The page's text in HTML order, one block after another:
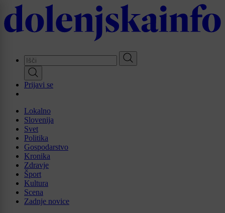
Skip
to
main
Prijavi se
Lokalno
Slovenija
Svet
Politika
Gospodarstvo
Kronika
Zdravje
Šport
Kultura
Scena
Zadnje novice